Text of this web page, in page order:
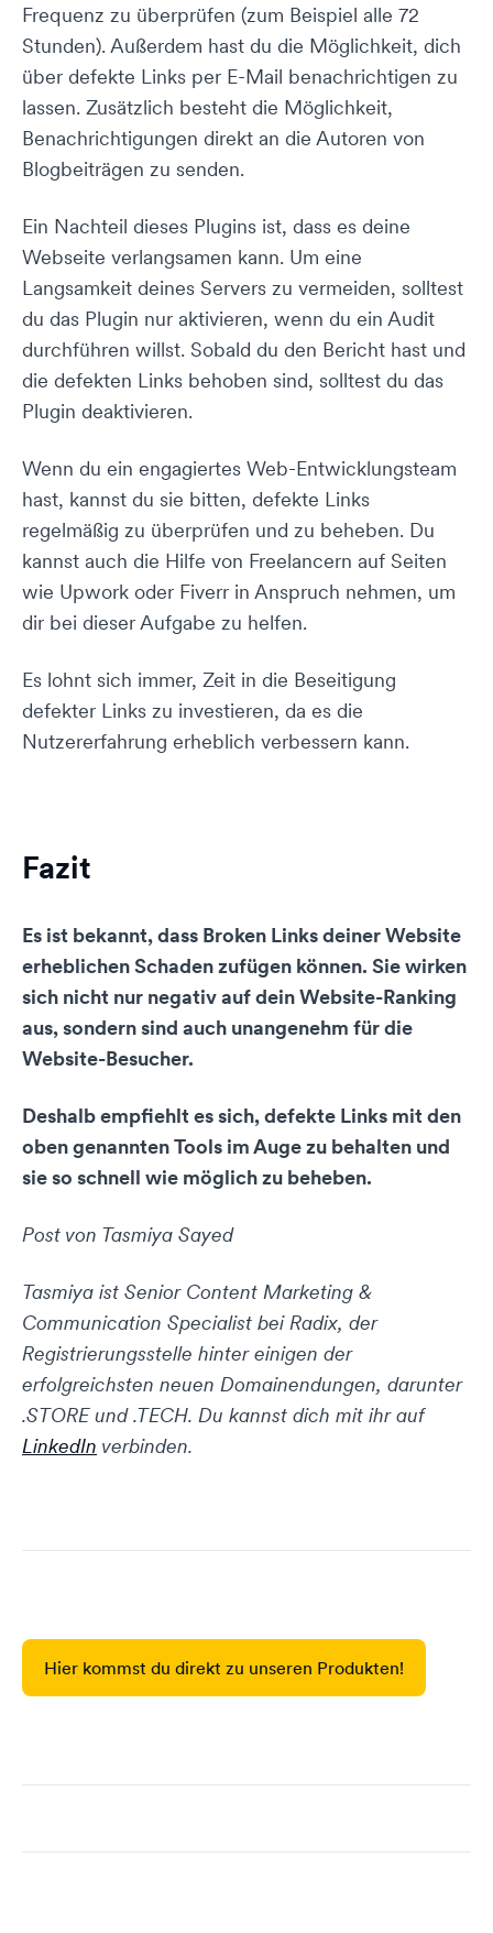
Frequenz zu überprüfen (zum Beispiel alle 72
Stunden). Außerdem hast du die Möglichkeit, dich
über defekte Links per E-Mail benachrichtigen zu
lassen. Zusätzlich besteht die Möglichkeit,
Benachrichtigungen direkt an die Autoren von
Blogbeiträgen zu senden.
Ein Nachteil dieses Plugins ist, dass es deine
Webseite verlangsamen kann. Um eine
Langsamkeit deines Servers zu vermeiden, solltest
du das Plugin nur aktivieren, wenn du ein Audit
durchführen willst. Sobald du den Bericht hast und
die defekten Links behoben sind, solltest du das
Plugin deaktivieren.
Wenn du ein engagiertes Web-Entwicklungsteam
hast, kannst du sie bitten, defekte Links
regelmäßig zu überprüfen und zu beheben. Du
kannst auch die Hilfe von Freelancern auf Seiten
wie Upwork oder Fiverr in Anspruch nehmen, um
dir bei dieser Aufgabe zu helfen.
Es lohnt sich immer, Zeit in die Beseitigung
defekter Links zu investieren, da es die
Nutzererfahrung erheblich verbessern kann.
Fazit
Es ist bekannt, dass Broken Links deiner Website
erheblichen Schaden zufügen können. Sie wirken
sich nicht nur negativ auf dein Website-Ranking
aus, sondern sind auch unangenehm für die
Website-Besucher.
Deshalb empfiehlt es sich, defekte Links mit den
oben genannten Tools im Auge zu behalten und
sie so schnell wie möglich zu beheben.
Post von Tasmiya Sayed
Tasmiya ist Senior Content Marketing &
Communication Specialist bei Radix, der
Registrierungsstelle hinter einigen der
erfolgreichsten neuen Domainendungen, darunter
.STORE und .TECH. Du kannst dich mit ihr auf
LinkedIn verbinden.
Hier kommst du direkt zu unseren Produkten!